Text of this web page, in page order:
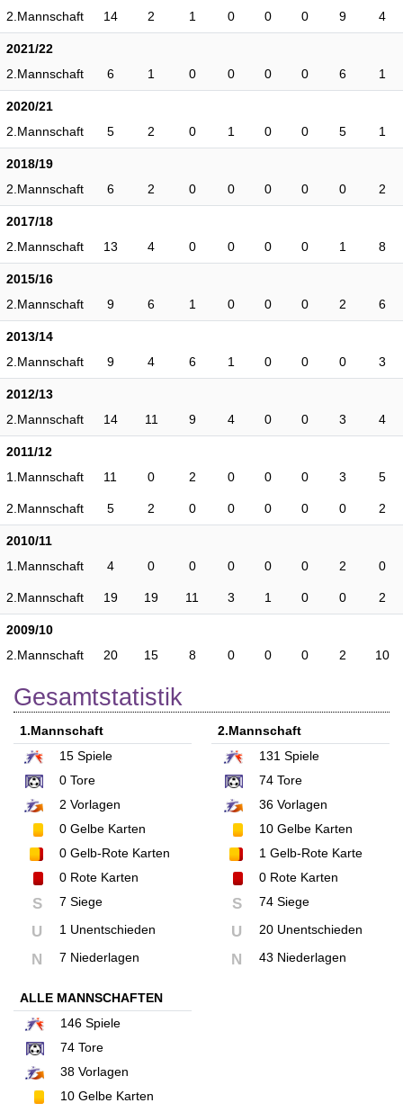
2.Mannschaft
14 2 1 0 0 0 9 4
2021/22
2.Mannschaft
6 1 0 0 0 0 6 1
2020/21
2.Mannschaft
5 2 0 1 0 0 5 1
2018/19
2.Mannschaft
6 2 0 0 0 0 0 2
2017/18
2.Mannschaft
13 4 0 0 0 0 1 8
2015/16
2.Mannschaft
9 6 1 0 0 0 2 6
2013/14
2.Mannschaft
9 4 6 1 0 0 0 3
2012/13
2.Mannschaft
14 11 9 4 0 0 3 4
2011/12
1.Mannschaft
11 0 2 0 0 0 3 5
2.Mannschaft 5 2 0 0 0 0 0 2
2010/11
1.Mannschaft
4 0 0 0 0 0 2 0
2.Mannschaft 19 19 11 3 1 0 0 2
2009/10
2.Mannschaft
20 15 8 0 0 0 2 10
Gesamtstatistik
1.Mannschaft
15 Spiele
0 Tore
2 Vorlagen
0 Gelbe Karten
0 Gelb-Rote Karten
0 Rote Karten
S 7 Siege
U 1 Unentschieden
N 7 Niederlagen
2.Mannschaft
131 Spiele
74Tore
36Vorlagen
10Gelbe Karten
1 Gelb-Rote Karte
0Rote Karten
S 74 Siege
U 20 Unentschieden
N 43 Niederlagen
ALLE MANNSCHAFTEN
146 Spiele
74 Tore
38 Vorlagen
10 Gelbe Karten